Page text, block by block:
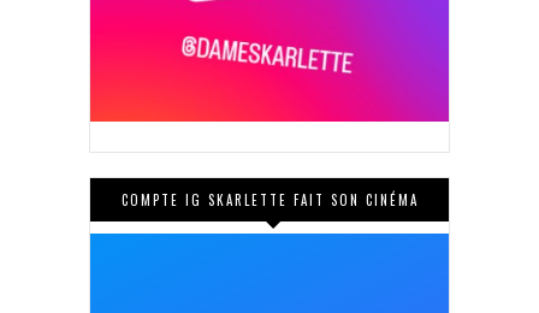
COMPTE IG SKARLETTE FAIT SON CINÉMA